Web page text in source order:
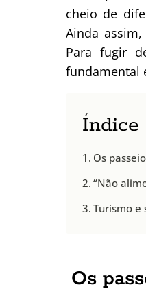
cheio de
Ainda
Para fugir
fundamental
Índice
Os
“Não
Turismo e
Os